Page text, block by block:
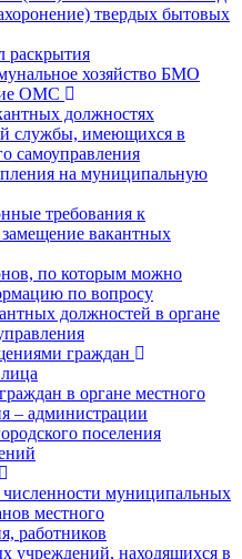
твердых бытовых
раскрытия
хозяйство БМО
ОМС
должностях
службы, имеющихся в
самоуправления
на муниципальную
требования к
вакантных
по которым можно
по вопросу
должностей в органе
граждан
в органе местного
– администрации
поселения
муниципальных
местного
работников
учреждений, находящихся в